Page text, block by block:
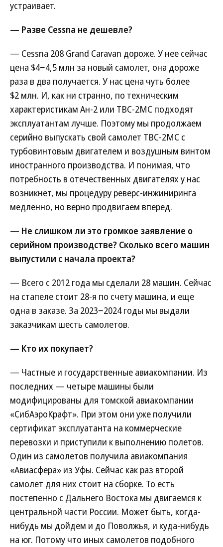
устраивает.
— Разве Cessna не дешевле?
— Cessna 208 Grand Caravan дороже. У нее сейчас
цена $4−4,5 млн за новый самолет, она дороже
раза в два получается. У нас цена чуть более
$2 млн. И, как ни странно, по техническим
характеристикам Ан-2 или ТВС-2МС подходят
эксплуатантам лучше. Поэтому мы продолжаем
серийно выпускать свой самолет ТВС-2МС с
турбовинтовым двигателем и воздушным винтом
иностранного производства. И понимая, что
потребность в отечественных двигателях у нас
возникнет, мы процедуру реверс-инжиниринга
медленно, но верно продвигаем вперед.
— Не слишком ли это громкое заявление о
серийном производстве? Сколько всего машин
выпустили с начала проекта?
— Всего с 2012 года мы сделали 28 машин. Сейчас
на стапеле стоит 28-я по счету машина, и еще
одна в заказе. За 2023−2024 годы мы выдали
заказчикам шесть самолетов.
— Кто их покупает?
— Частные и государственные авиакомпании. Из
последних — четыре машины были
модифицированы для томской авиакомпании
«СибАэроКрафт». При этом они уже получили
сертификат эксплуатанта на коммерческие
перевозки и приступили к выполнению полетов.
Один из самолетов получила авиакомпания
«Авиасфера» из Уфы. Сейчас как раз второй
самолет для них стоит на сборке. То есть
постепенно с Дальнего Востока мы двигаемся к
центральной части России. Может быть, когда-
нибудь мы дойдем и до Поволжья, и куда-нибудь
на юг. Потому что иных самолетов подобного